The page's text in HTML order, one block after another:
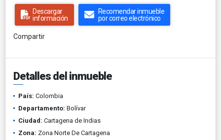
Descargar
información
Recomendar inmueble
por correo electrónico
Compartir
Detalles del inmueble
País: Colombia
Departamento: Bolívar
Ciudad: Cartagena de Indias
Zona: Zona Norte De Cartagena